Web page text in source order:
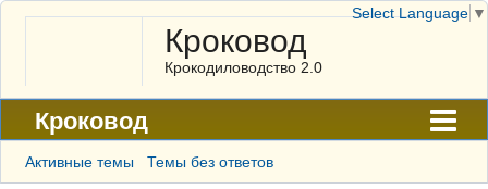
Кроковод
Крокодиловодство 2.0
Кроковод
Форум
Активные темы Темы без ответов
Select Language ▼